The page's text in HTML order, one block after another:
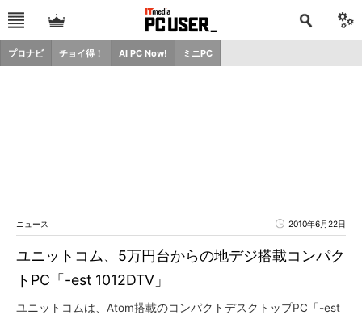
プロナビ チョイ得！ AI PC Now! ミニPC
ニュース 2010年6月22日
ユニットコム、5万円台からの地デジ搭載コンパク
トPC「-est 1012DTV」
ユニットコムは、Atom搭載のコンパクトデスクトップPC「-est